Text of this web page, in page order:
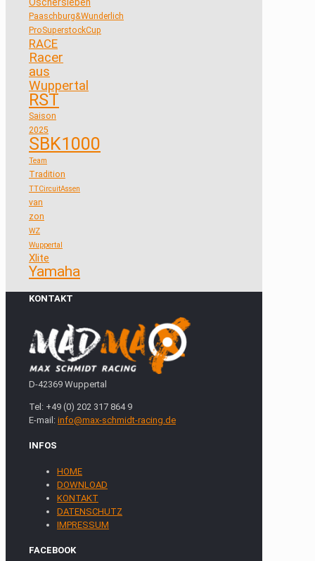
Paaschburg&Wunderlich
ProSuperstockCup
RACE
Racer
aus
Wuppertal
RST
Saison
2025
SBK1000
Team
Tradition
TTCircuitAssen
van
zon
WZ
Wuppertal
Xlite
Yamaha
KONTAKT
D-42369 Wuppertal
Tel: +49 (0) 202 317 864 9
E-mail: info@max-schmidt-racing.de
INFOS
HOME
DOWNLOAD
KONTAKT
DATENSCHUTZ
IMPRESSUM
FACEBOOK